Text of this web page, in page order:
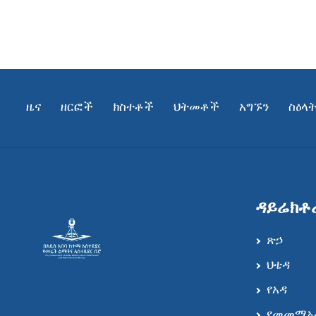
ዜና ዘርፎች ክስተቶች ህትመቶች አግኙን ስዕላት
ጽኃ
ህቴዳ
የአዳ